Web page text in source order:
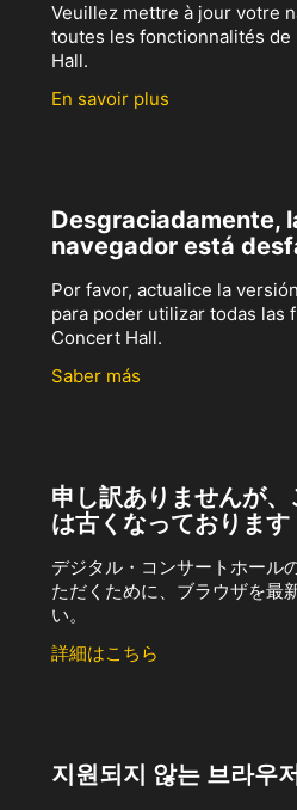
Veuillez mettre à jour votre
toutes les fonctionnalités
Hall.
En savoir plus
Desgraciadamente,
navegador está
Por favor, actualice la
para poder utilizar todas las
Concert Hall.
Saber más
申し訳ありませんが
は古くなっております
デジタル・コンサートホール
ただくために、ブラウザを最
い。
詳細はこちら
지원되지 않는 브라우